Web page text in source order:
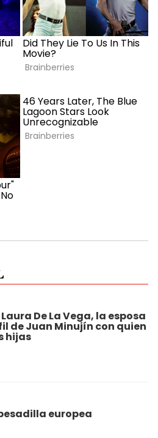
De La Vega, la esposa
de Juan Minujín con quien
hijas
europea